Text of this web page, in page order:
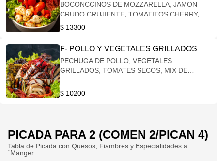
BOCONCCINOS DE MOZZARELLA, JAMON
CRUDO CRUJIENTE, TOMATITOS CHERRY,
MIX DE HOJAS VERDES Y VINAGRETA DE
$ 13300
F- POLLO Y VEGETALES GRILLADOS
PECHUGA DE POLLO, VEGETALES
GRILLADOS, TOMATES SECOS, MIX DE
$ 10200
PICADA PARA 2 (COMEN 2/PICAN 4)
Tabla de Picada con Quesos, Fiambres y Especialidades a
´Manger